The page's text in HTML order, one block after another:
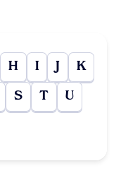
H I J K
S T U